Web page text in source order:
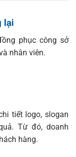
lại
phục công sở
nhân viên.
tiết logo, slogan
Từ đó, doanh
hàng.